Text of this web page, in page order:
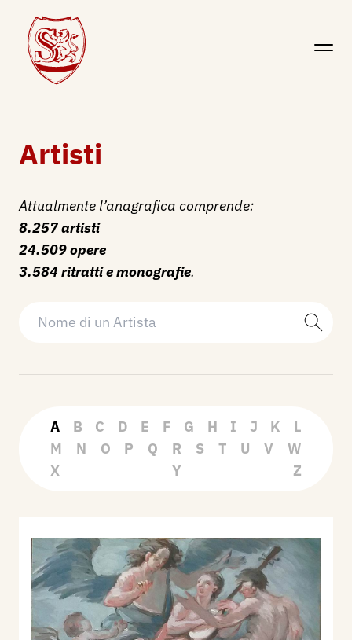
Artisti
Attualmente l’anagrafica comprende:
8.257 artisti
24.509 opere
3.584 ritratti e monografie.
A B C D E F G H I J K
L
M
N O P Q R S T U V
W
X
Y Z